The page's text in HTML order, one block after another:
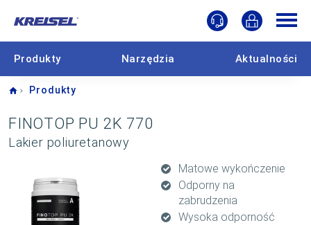
Produkty Narzędzia Aktualności
Home
Produkty
FINOTOP PU 2K 770
Lakier poliuretanowy
Matowe wykończenie
Odporny na
zabrudzenia
Wysoka odporność